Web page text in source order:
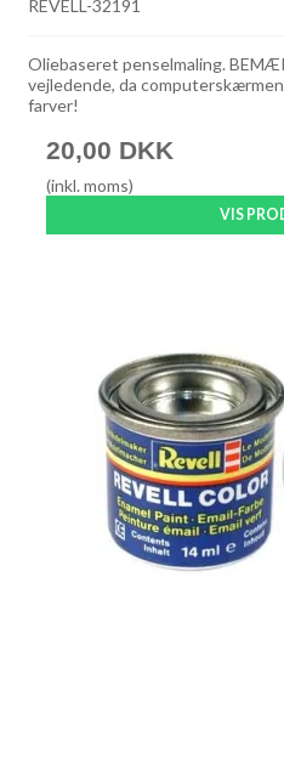
REVELL-32191
Oliebaseret penselmaling.
vejledende, da
farver!
20,00 DKK
(inkl. moms)
VIS